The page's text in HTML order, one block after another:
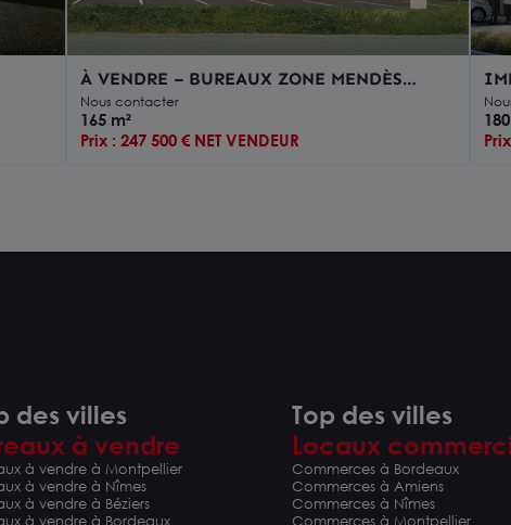
À VENDRE – BUREAUX ZONE MENDÈS
FRANCE
Nous contacter
165 m²
Prix : 247 500 € NET VENDEUR
des villes
à vendre
à vendre à Montpellier
à vendre à Nîmes
à vendre à Béziers
à vendre à Bordeaux
Top des villes
Locaux
Commerces à Bordeaux
Commerces à Amiens
Commerces à Nîmes
Commerces à Montpellier